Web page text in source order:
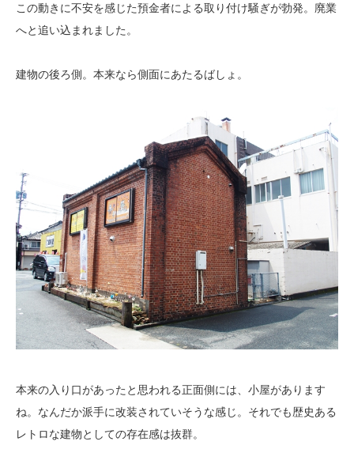
この動きに不安を感じた預金者による取り付け騒ぎが勃発。廃業
へと追い込まれました。
建物の後ろ側。本来なら側面にあたるばしょ。
本来の入り口があったと思われる正面側には、小屋があります
ね。なんだか派手に改装されていそうな感じ。それでも歴史ある
レトロな建物としての存在感は抜群。